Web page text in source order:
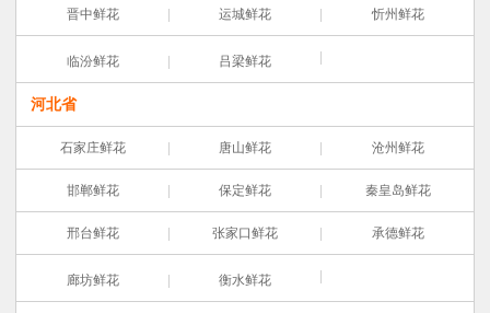
晋中鲜花 运城鲜花 忻州鲜花
临汾鲜花 吕梁鲜花
河北省
石家庄鲜花 唐山鲜花 沧州鲜花
邯郸鲜花 保定鲜花 秦皇岛鲜花
邢台鲜花 张家口鲜花 承德鲜花
廊坊鲜花 衡水鲜花